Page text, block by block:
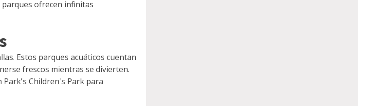
parques ofrecen infinitas
Estos parques acuáticos cuentan
frescos mientras se divierten.
Park's Children's Park para